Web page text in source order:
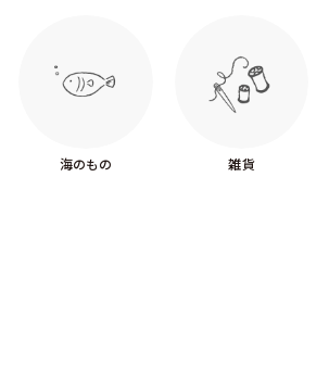
海のもの 雑貨